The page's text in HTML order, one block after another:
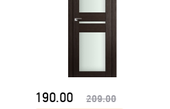
190.00 209.00